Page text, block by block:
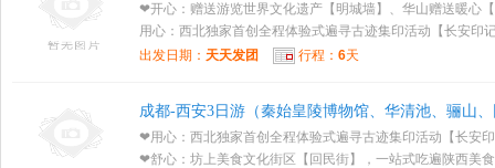
❤开心：赠送游览世界文化遗产【明城墙】、华山赠送暖心
用心：西北独家首创全程体验式遍寻古迹集印活动【长安印
出发日期： 天天发团 行程： 6天
成都-西安3日游（秦始皇陵博物馆、华清池、骊山
❤用心：西北独家首创全程体验式遍寻古迹集印活动【长安
❤舒心：坊上美食文化街区【回民街】，一站式吃遍陕西美